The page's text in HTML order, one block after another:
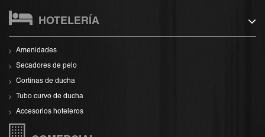
HOTELERÍA
Amenidades
Secadores de pelo
Cortinas de ducha
Tubo curvo de ducha
Accesorios hoteleros